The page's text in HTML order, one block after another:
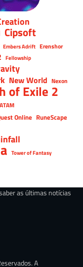
Cipsoft
Embers Adrift Erenshor
Fellowship
New World Nexon
of Exile 2
Online RuneScape
Tower of Fantasy
as últimas notícias
A